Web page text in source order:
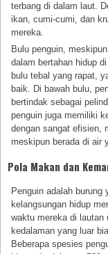
terbang di dalam laut.
ikan, cumi-cumi, dan
mereka.
Bulu penguin,
dalam bertahan hidup
bulu tebal yang rapat,
baik. Di bawah bulu,
bertindak sebagai
penguin juga memiliki
dengan sangat efisien,
meskipun berada di air
Pola Makan dan
Penguin adalah burung
kelangsungan hidup
waktu mereka di lautan
kedalaman yang luar
Beberapa spesies